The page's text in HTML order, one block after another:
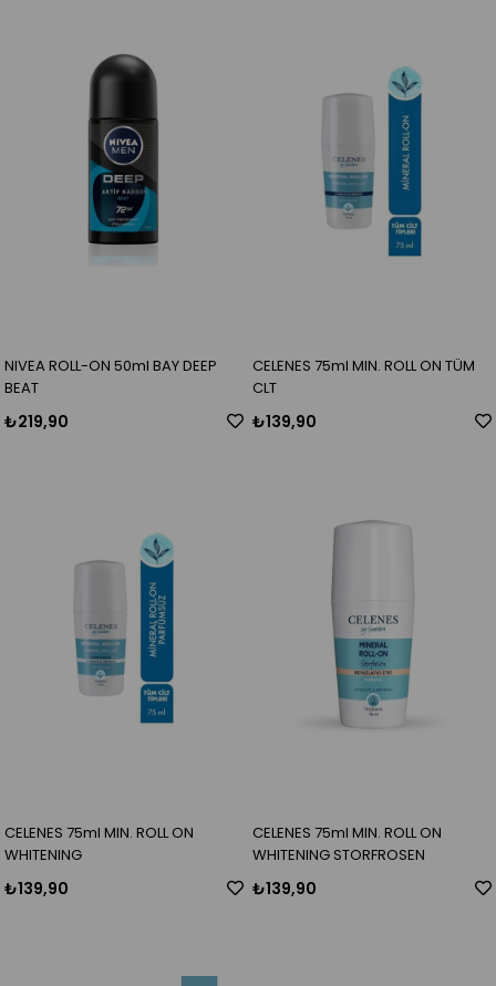
NIVEA ROLL-ON 50ml BAY DEEP
BEAT
₺219,90
CELENES 75ml MIN. ROLL ON TÜM
CLT
₺139,90
CELENES 75ml MIN. ROLL ON
WHITENING
₺139,90
CELENES 75ml MIN. ROLL ON
WHITENING STORFROSEN
₺139,90